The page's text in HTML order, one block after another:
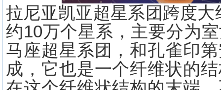
拉尼亚凯亚超星系团跨度
约10万个星系，主要分为
马座超星系团，和孔雀印
成，它也是一个纤维状的